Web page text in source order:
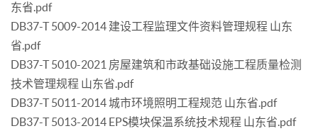
东省.pdf
DB37-T 5009-2014 建设工程监理文件资料管理规程 山东
省.pdf
DB37-T 5010-2021 房屋建筑和市政基础设施工程质量检测
技术管理规程 山东省.pdf
DB37-T 5011-2014 城市环境照明工程规范 山东省.pdf
DB37-T 5013-2014 EPS模块保温系统技术规程 山东省.pdf